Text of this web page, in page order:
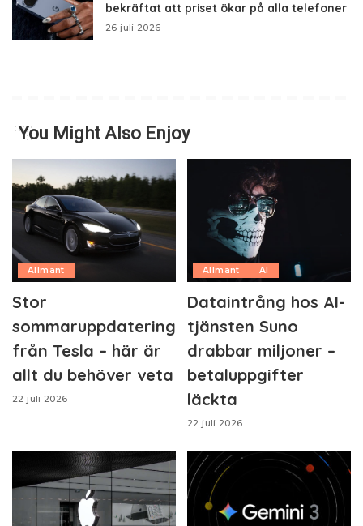
bekräftat att priset ökar på alla telefoner
26 juli 2026
You Might Also Enjoy
Allmänt
Stor
sommaruppdatering
från Tesla – här är
allt du behöver veta
22 juli 2026
Allmänt AI
Dataintrång hos AI-
tjänsten Suno
drabbar miljoner –
betaluppgifter
läckta
22 juli 2026